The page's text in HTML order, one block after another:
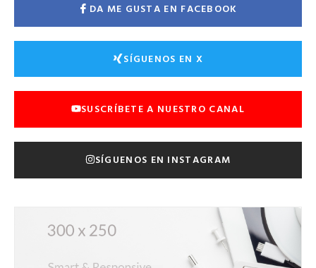
DA ME GUSTA EN FACEBOOK
SÍGUENOS EN X
SUSCRÍBETE A NUESTRO CANAL
SÍGUENOS EN INSTAGRAM